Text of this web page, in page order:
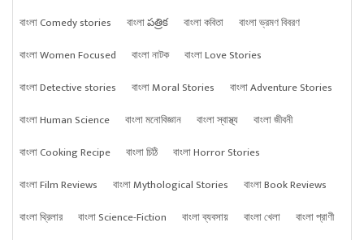
বাংলা Comedy stories
বাংলা పత్రిక বাংলা কবিতা
বাংলা ভ্রমণ বিবরণ
বাংলা Women Focused
বাংলা নাটক
বাংলা Love Stories
বাংলা Detective stories
বাংলা Moral Stories
বাংলা Adventure Stories
বাংলা Human Science
বাংলা মনোবিজ্ঞান বাংলা স্বাস্থ্য
বাংলা জীবনী
বাংলা Cooking Recipe
বাংলা চিঠি
বাংলা Horror Stories
বাংলা Film Reviews
বাংলা Mythological Stories
বাংলা Book Reviews
বাংলা থ্রিলার
বাংলা Science-Fiction বাংলা ব্যবসায় বাংলা খেলা
বাংলা প্রাণী